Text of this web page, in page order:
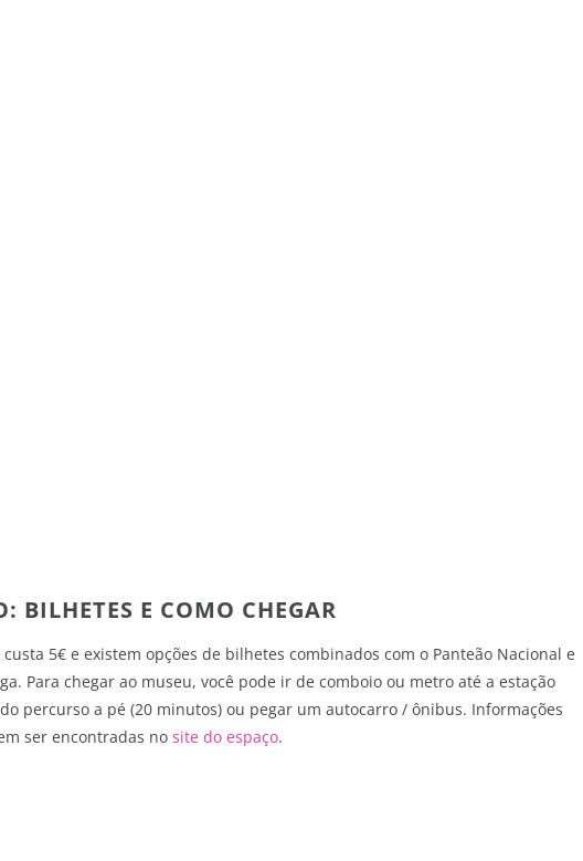
BILHETES E COMO CHEGAR
5€ e existem opções de bilhetes combinados com o Panteão Nacional e
Para chegar ao museu, você pode ir de comboio ou metro até a estação
percurso a pé (20 minutos) ou pegar um autocarro / ônibus. Informações
ser encontradas no site do espaço.